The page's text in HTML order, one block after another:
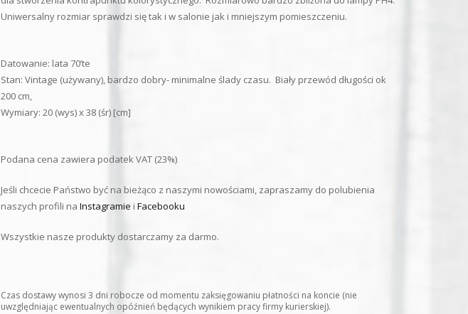
Uniwersalny rozmiar sprawdzi się tak i w salonie jak i mniejszym pomieszczeniu.
Datowanie: lata 70’te
Stan: Vintage (używany), bardzo dobry- minimalne ślady czasu. Biały przewód długości ok
200 cm,
Wymiary: 20 (wys) x 38 (śr) [cm]
Podana cena zawiera podatek VAT (23%)
Jeśli chcecie Państwo być na bieżąco z naszymi nowościami, zapraszamy do polubienia
naszych profili na Instagramie i Facebooku
Wszystkie nasze produkty dostarczamy za darmo.
Czas dostawy wynosi 3 dni robocze od momentu zaksięgowaniu płatności na koncie (nie
uwzględniając ewentualnych opóźnień będących wynikiem pracy firmy kurierskiej).